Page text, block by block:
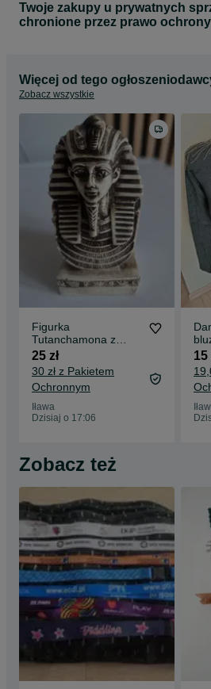
Twoje zakupy u prywatnych
chronione przez prawo
Więcej od tego
Zobacz wszystkie
Figurka
Tutanchamona z
Egiptu
25 zł
30 zł z Pakietem
Ochronnym
Iława
Dzisiaj o 17:06
z
S
15
Zobacz też